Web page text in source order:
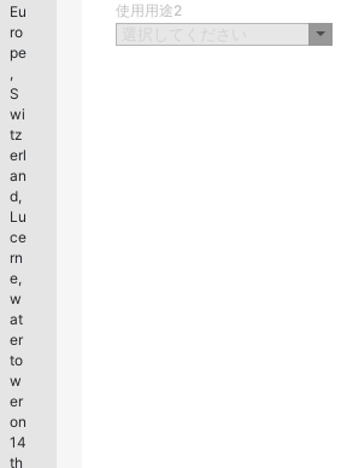
Eu
ro
pe
,
S
wi
tz
erl
an
d,
Lu
ce
rn
e,
w
at
er
to
w
er
on
14
th
使用用途2